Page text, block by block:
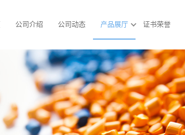
公司介绍 公司动态 产品展厅 证书荣誉